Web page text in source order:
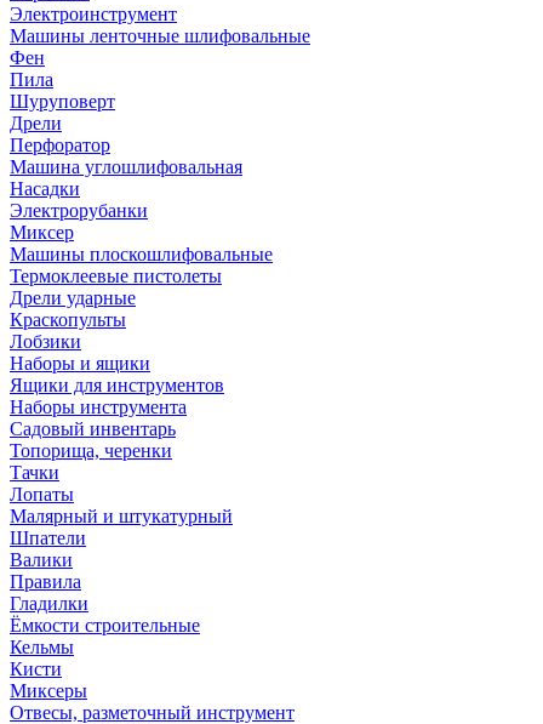
Электроинструмент
Машины ленточные шлифовальные
Фен
Пила
Шуруповерт
Дрели
Перфоратор
Машина углошлифовальная
Насадки
Электрорубанки
Миксер
Машины плоскошлифовальные
Термоклеевые пистолеты
Дрели ударные
Краскопульты
Лобзики
Наборы и ящики
Ящики для инструментов
Наборы инструмента
Садовый инвентарь
Топорища, черенки
Тачки
Лопаты
Малярный и штукатурный
Шпатели
Валики
Правила
Гладилки
Ёмкости строительные
Кельмы
Кисти
Миксеры
Отвесы, разметочный инструмент